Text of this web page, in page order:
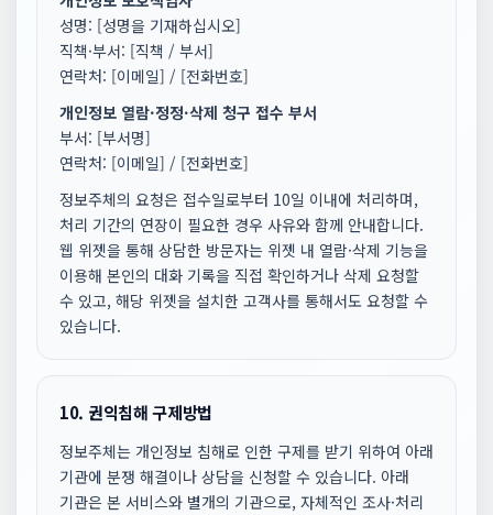
성명: [성명을 기재하십시오]
직책·부서: [직책 / 부서]
연락처: [이메일] / [전화번호]
개인정보 열람·정정·삭제 청구 접수 부서
부서: [부서명]
연락처: [이메일] / [전화번호]
정보주체의 요청은 접수일로부터 10일 이내에 처리하며,
처리 기간의 연장이 필요한 경우 사유와 함께 안내합니다.
웹 위젯을 통해 상담한 방문자는 위젯 내 열람·삭제 기능을
이용해 본인의 대화 기록을 직접 확인하거나 삭제 요청할
수 있고, 해당 위젯을 설치한 고객사를 통해서도 요청할 수
있습니다.
10. 권익침해 구제방법
정보주체는 개인정보 침해로 인한 구제를 받기 위하여 아래
기관에 분쟁 해결이나 상담을 신청할 수 있습니다. 아래
기관은 본 서비스와 별개의 기관으로, 자체적인 조사·처리